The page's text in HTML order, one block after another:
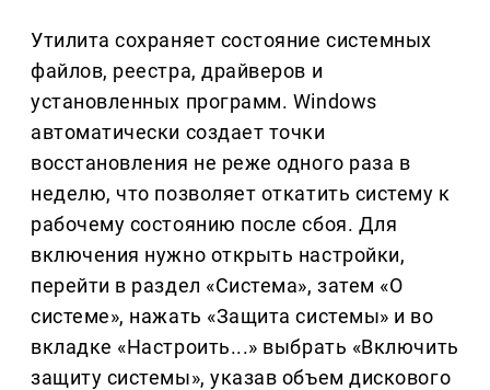
Утилита сохраняет состояние системных
файлов, реестра, драйверов и
установленных программ. Windows
автоматически создает точки
восстановления не реже одного раза в
неделю, что позволяет откатить систему к
рабочему состоянию после сбоя. Для
включения нужно открыть настройки,
перейти в раздел «Система», затем «О
системе», нажать «Защита системы» и во
вкладке «Настроить...» выбрать «Включить
защиту системы», указав объем дискового